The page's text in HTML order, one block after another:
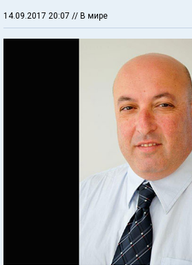
14.09.2017 20:07 // В мире